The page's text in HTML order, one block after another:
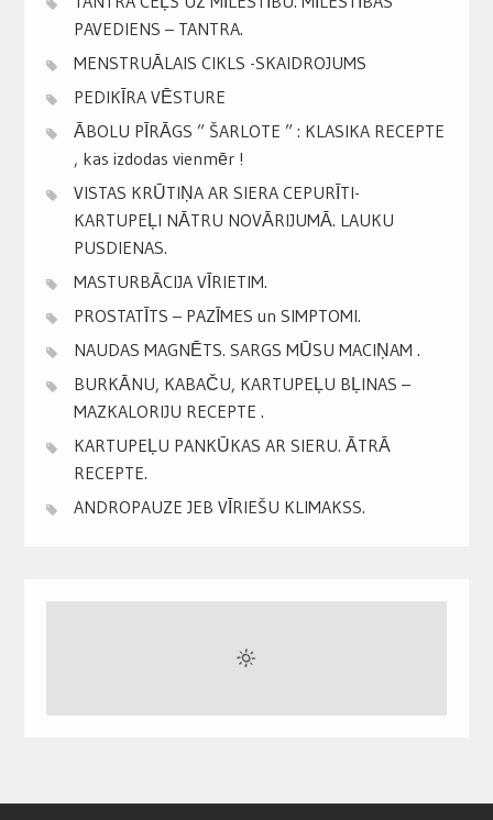
PAVEDIENS – TANTRA.
MENSTRUĀLAIS CIKLS -SKAIDROJUMS
PEDIKĪRA VĒSTURE
ĀBOLU PĪRĀGS ” ŠARLOTE ” : KLASIKA RECEPTE
, kas izdodas vienmēr !
VISTAS KRŪTIŅA AR SIERA CEPURĪTI-
KARTUPEĻI NĀTRU NOVĀRIJUMĀ. LAUKU
PUSDIENAS.
MASTURBĀCIJA VĪRIETIM.
PROSTATĪTS – PAZĪMES un SIMPTOMI.
NAUDAS MAGNĒTS. SARGS MŪSU MACIŅAM .
BURKĀNU, KABAČU, KARTUPEĻU BĻINAS –
MAZKALORIJU RECEPTE .
KARTUPEĻU PANKŪKAS AR SIERU. ĀTRĀ
RECEPTE.
ANDROPAUZE JEB VĪRIEŠU KLIMAKSS.